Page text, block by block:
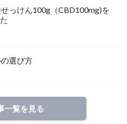
っけん100g（CBD100mg)を
選び方
一覧を見る